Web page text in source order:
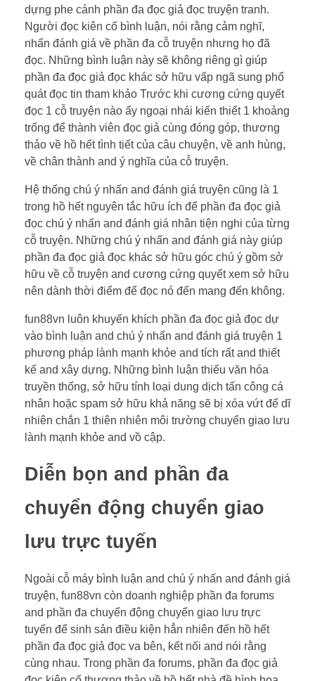
dựng phe cánh phần đa đọc giả đọc truyện tranh.
Người đọc kiên cố bình luận, nói rằng cảm nghĩ,
nhấn đánh giá về phần đa cỗ truyện nhưng họ đã
đọc. Những bình luận này sẽ không riêng gì giúp
phần đa đọc giả đọc khác sở hữu vấp ngã sung phổ
quát đọc tin tham khảo Trước khi cương cứng quyết
đọc 1 cỗ truyện nào ấy ngoại nhái kiến thiết 1 khoảng
trống để thành viên đọc giả cùng đóng góp, thương
thảo về hồ hết tình tiết của câu chuyện, về anh hùng,
về chân thành and ý nghĩa của cỗ truyện.
Hệ thống chú ý nhấn and đánh giá truyện cũng là 1
trong hồ hết nguyên tắc hữu ích để phần đa đọc giả
đọc chú ý nhấn and đánh giá nhân tiện nghi của từng
cỗ truyện. Những chú ý nhấn and đánh giá này giúp
phần đa đọc giả đọc khác sở hữu góc chú ý gồm sở
hữu về cỗ truyện and cương cứng quyết xem sở hữu
nên dành thời điểm để đọc nó đến mang đến không.
fun88vn luôn khuyến khích phần đa đọc giả đọc dự
vào bình luận and chú ý nhấn and đánh giá truyện 1
phương pháp lành mạnh khỏe and tích rất and thiết
kế and xây dựng. Những bình luận thiếu văn hóa
truyền thống, sở hữu tính loại dung dịch tấn công cá
nhân hoặc spam sở hữu khả năng sẽ bị xóa vứt để dĩ
nhiên chắn 1 thiên nhiên môi trường chuyển giao lưu
lành mạnh khỏe and vồ cập.
Diễn bọn and phần đa
chuyển động chuyển giao
lưu trực tuyến
Ngoài cỗ máy bình luận and chú ý nhấn and đánh giá
truyện, fun88vn còn doanh nghiệp phần đa forums
and phần đa chuyển động chuyển giao lưu trực
tuyến để sinh sản điều kiện hẳn nhiên đến hồ hết
phần đa đọc giả đọc va bên, kết nối and nói rằng
cùng nhau. Trong phần đa forums, phần đa đọc giả